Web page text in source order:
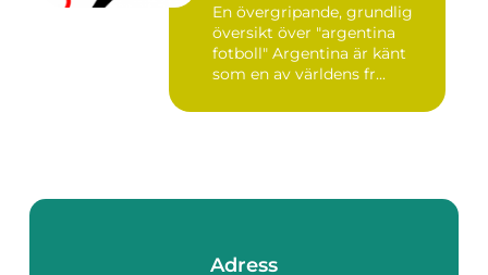
En övergripande, grundlig
översikt över "argentina
fotboll" Argentina är känt
som en av världens fr...
Adress